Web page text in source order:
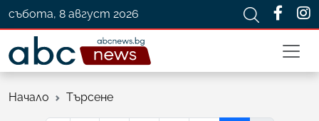
събота, 8 август 2026
Начало Търсене